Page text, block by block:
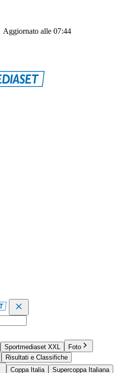
Aggiornato alle 07:44
Sportmediaset XXL
Foto
Risultati e Classifiche
Coppa Italia
Supercoppa Italiana